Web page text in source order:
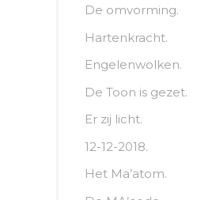
De omvorming.
Hartenkracht.
Engelenwolken.
De Toon is gezet.
Er zij licht.
12-12-2018.
Het Ma’atom.